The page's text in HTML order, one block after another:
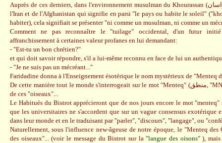
Auprès de ces derniers, dans l'environnement musulman du Khourassan (خراسان), ce pays aux confins de
l'Iran et de l'Afghanistan qui signifie en parsi "le pays ou habite le soleil"
habiter), cela signifiait se présenter "ni comme un musulman, ni comme un
Comment ne pas reconnaître le "tuilage" occidental, d'un futur
affranchissement à certaines valeur profanes en lui demandant:
- "Est-tu un bon chrétien?"
et qui doit savoir répondre, s'il a lui-même reconnu en face de lui un
- "Je ne suis pas un mécréant..."
Faridadine donna à l'Enseignement ésotérique le nom mystérieux de "Menteq
De cette manière tout le monde s'interrogeait sur le mot "Menteq" (منطق, "MNTQ") et personne sur le sens
de ces "oiseaux"...
Le Habitués du Bistrot apprécieront que de nos jours encore le mot "menteq"
que les universitaires ne s'accordent que sur un vague consensus exotérique
dans leur monde et en le traduisant par "parler", "discours", "langage", ou
Naturellement, sous l'influence new-âgeuse de notre époque, le "Menteq
des oiseaux"... (voir le message du Bistrot sur la"langue des oisons"), mais